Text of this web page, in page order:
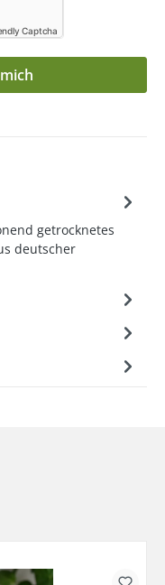
Captcha
getrocknetes
deutscher